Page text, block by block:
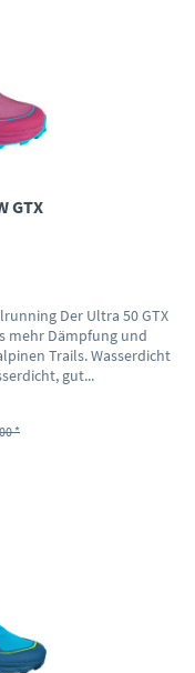
GTX
Der Ultra 50 GTX
mehr Dämpfung und
Trails. Wasserdicht
gut...
*